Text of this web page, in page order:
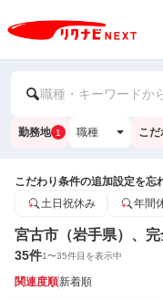
職種・キーワードか
勤務地 1 職種 こ
こだわり条件の追加設定を忘
土日祝休み
年間
宮古市（岩手県）、
35件1〜35件目を表示中
関連度順新着順